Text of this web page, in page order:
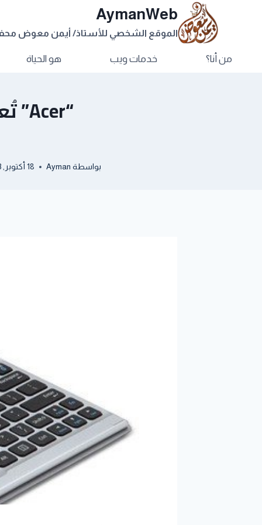
AymanWeb
الموقع الشخصي للأستاذ/ أيمن معوض
من أنا؟ خدمات ويب هو الحياة
بواسطة Ayman 18 أكتوبر, 2013